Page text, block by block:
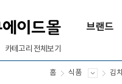
브랜드
카테고리 전체보기
홈 식품 김치